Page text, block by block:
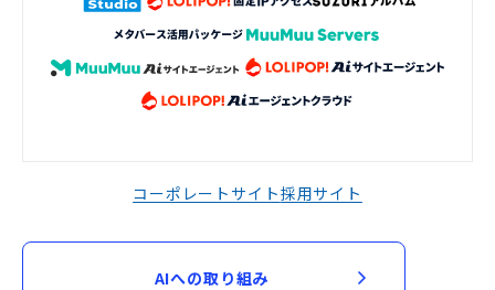
コーポレートサイト採用サイト
AIへの取り組み